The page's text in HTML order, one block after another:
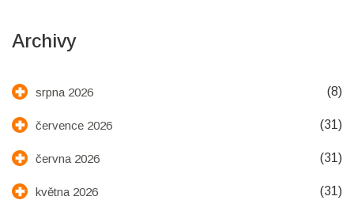
Archivy
srpna 2026 (8)
července 2026 (31)
června 2026 (31)
května 2026 (31)